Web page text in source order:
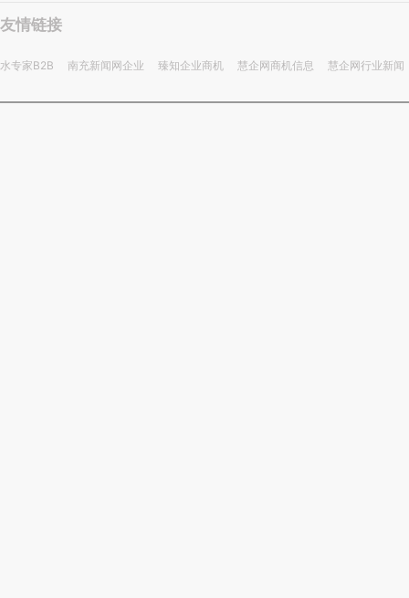
友情链接
水专家B2B 南充新闻网企业 臻知企业商机 慧企网商机信息 慧企网行业新闻